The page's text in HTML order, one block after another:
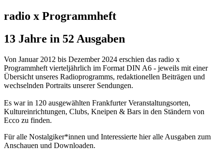
radio x Programmheft
13 Jahre in 52 Ausgaben
Von Januar 2012 bis Dezember 2024 erschien das radio x
Programmheft vierteljährlich im Format DIN A6 - jeweils mit einer
Übersicht unseres Radioprogramms, redaktionellen Beiträgen und
wechselnden Portraits unserer Sendungen.
Es war in 120 ausgewählten Frankfurter Veranstaltungsorten,
Kultureinrichtungen, Clubs, Kneipen & Bars in den Ständern von
Ecco zu finden.
Für alle Nostalgiker*innen und Interessierte hier alle Ausgaben zum
Anschauen und Downloaden.